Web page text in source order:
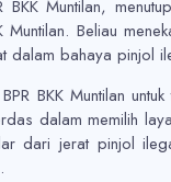
Muntilan,
Beliau
dalam bahaya pinjol
BKK Muntilan
dalam memilih
dari jerat pinjol